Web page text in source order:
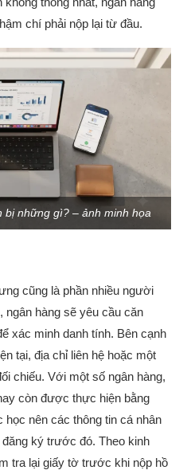
chí phải nộp lại từ đầu.
bị những gì? – ảnh minh họa
cũng là phần nhiều người
ngân hàng sẽ yêu cầu căn
xác minh danh tính. Bên cạnh
tại, địa chỉ liên hệ hoặc một
chiếu. Với một số ngân hàng,
còn được thực hiện bằng
học nên các thông tin cá nhân
ký trước đó. Theo kinh
tra lại giấy tờ trước khi nộp hồ